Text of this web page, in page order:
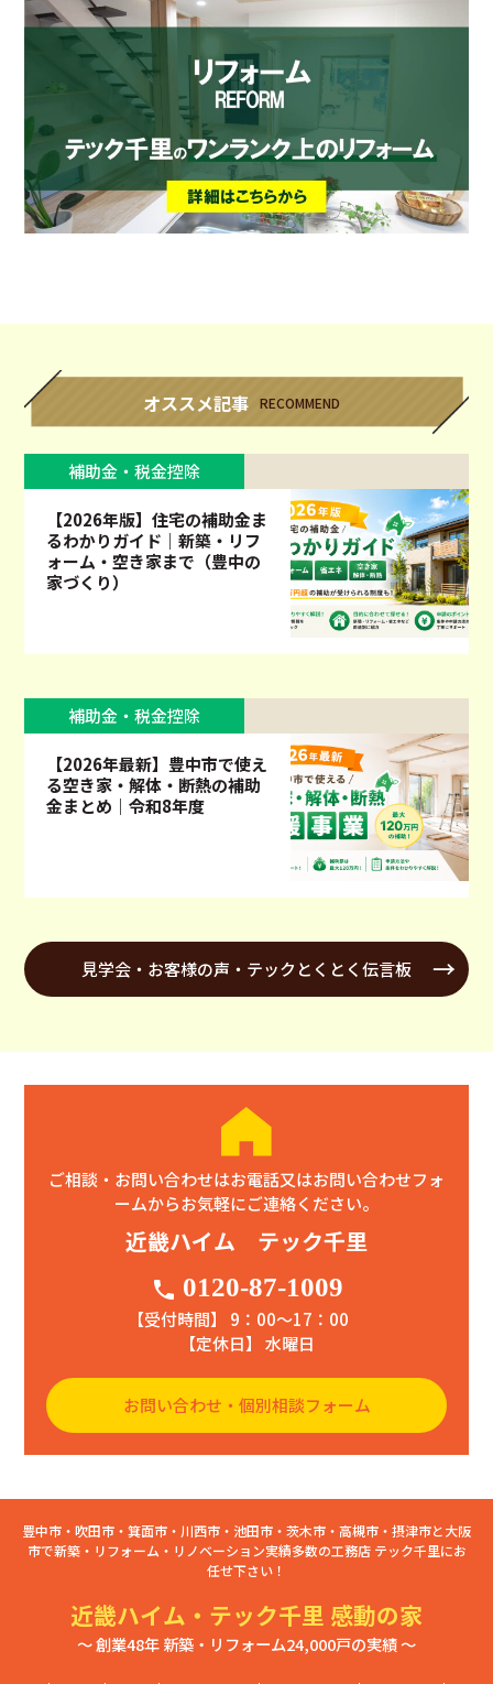
オススメ記事 RECOMMEND
補助金・税金控除
【2026年版】住宅の補助金ま
るわかりガイド｜新築・リフ
ォーム・空き家まで（豊中の
家づくり）
補助金・税金控除
【2026年最新】豊中市で使え
る空き家・解体・断熱の補助
金まとめ｜令和8年度
見学会・お客様の声・テックとくとく伝言板
ご相談・お問い合わせはお電話又はお問い合わせフォ
ームからお気軽にご連絡ください。
近畿ハイム テック千里
phone 0120-87-1009
【受付時間】 9：00〜17：00
【定休日】 水曜日
お問い合わせ・個別相談フォーム
豊中市・吹田市・箕面市・川西市・池田市・茨木市・高槻市・摂津市と大阪
市で新築・リフォーム・リノベーション実績多数の工務店 テック千里にお
任せ下さい！
近畿ハイム・テック千里 感動の家
～ 創業48年 新築・リフォーム24,000戸の実績 ～